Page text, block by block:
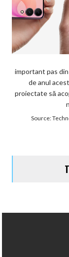
important pas
de anul
proiectate să
Source: